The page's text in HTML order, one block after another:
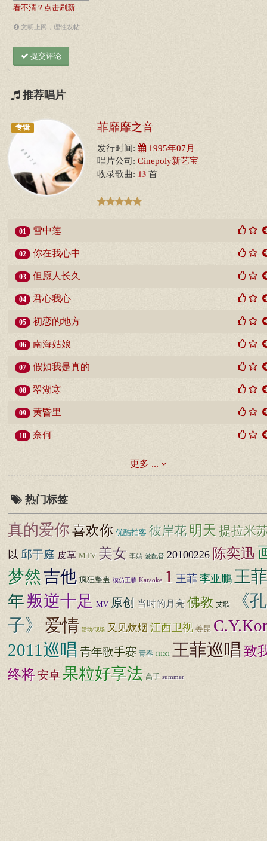
看不清？点击刷新
文明上网，理性发帖！
提交评论
推荐唱片
专辑 菲靡靡之音
发行时间: 1995年07月
唱片公司: Cinepoly新艺宝
收录歌曲: 13 首
01 雪中莲
02 你在我心中
03 但愿人长久
04 君心我心
05 初恋的地方
06 南海姑娘
07 假如我是真的
08 翠湖寒
09 黄昏里
10 奈何
更多 ...
热门标签
真的爱你喜欢你 优酷拍客 彼岸花 明天 提拉米
以 邱于庭 皮草 MTV 美女 李嫣 爱配音 20100226 陈奕迅
梦然吉他 疯狂整蛊 模仿王菲 Karaoke 1 王菲 李亚鹏 王
年叛逆十足 MV 原创 当时的月亮 佛教 艾歌
《孔
子》
爱情 活动/现场 又见炊烟 江西卫视 姜昆
2011巡唱 青年歌手赛 青春 111201 王菲巡唱 致
终将安卓果粒好享法 高手 summer